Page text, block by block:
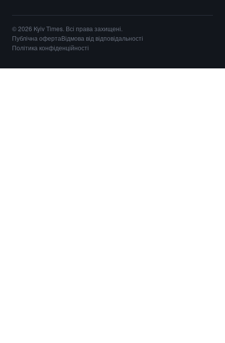
© 2026 Kyiv Times. Всі права захищені.
Публічна офертаВідмова від відповідальності
Політика конфіденційності